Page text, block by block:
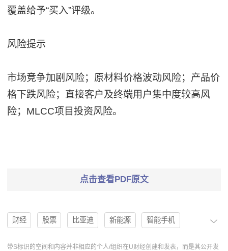
覆盖给予“买入”评级。
风险提示
市场竞争加剧风险；原材料价格波动风险；产品价
格下跌风险；直接客户及终端用户集中度较高风
险；MLCC项目投资风险。
点击查看PDF原文
财经 股票 比亚迪 新能源 智能手机
消费电子 汽车零部件 研发投入 汽车电子
带S标识的空间和内容并非相应的个人/组织在U财经创建和发表，而是其公开发